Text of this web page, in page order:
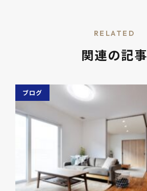
RELATED
関連の記事
ブログ